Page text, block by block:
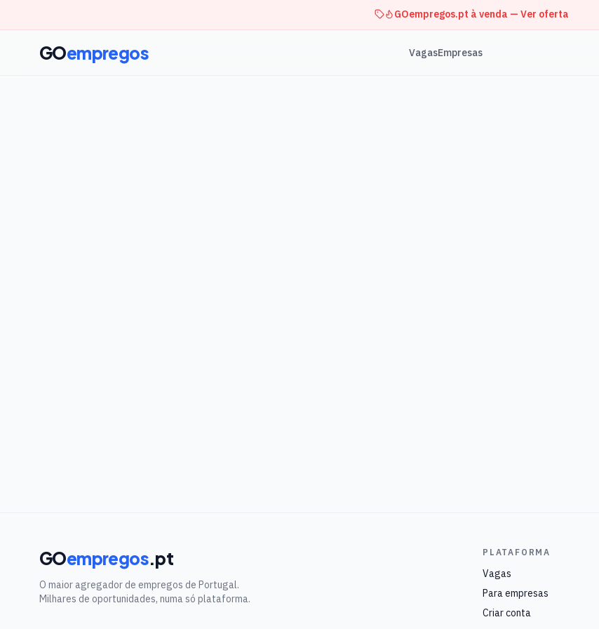
GOempregos.pt à venda — Ver oferta
GOempregos VagasEmpresas
GOempregos.pt
O maior agregador de empregos de Portugal.
Milhares de oportunidades, numa só plataforma.
PLATAFORMA
Vagas
Para empresas
Criar conta